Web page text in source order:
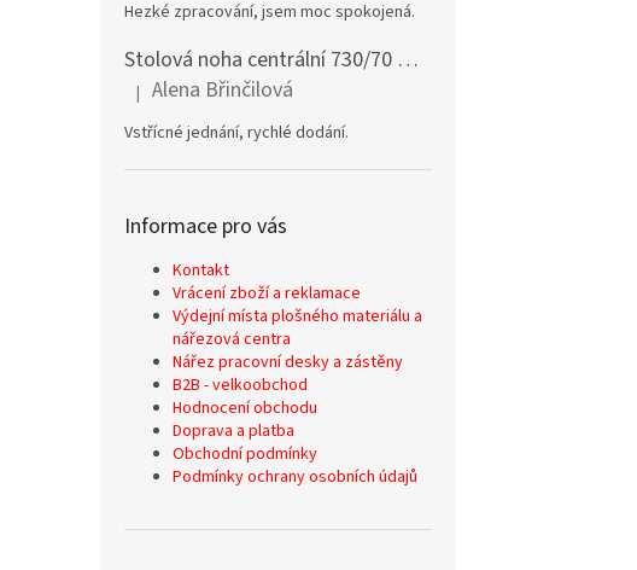
Hezké zpracování, jsem moc spokojená.
Stolová noha centrální 730/70 mm stříbrná
Hodnocení produktu je 5 z 5 hvězdiček.
| Alena Břinčilová
Vstřícné jednání, rychlé dodání.
Informace pro vás
Kontakt
Vrácení zboží a reklamace
Výdejní místa plošného materiálu a
nářezová centra
Nářez pracovní desky a zástěny
B2B - velkoobchod
Hodnocení obchodu
Doprava a platba
Obchodní podmínky
Podmínky ochrany osobních údajů